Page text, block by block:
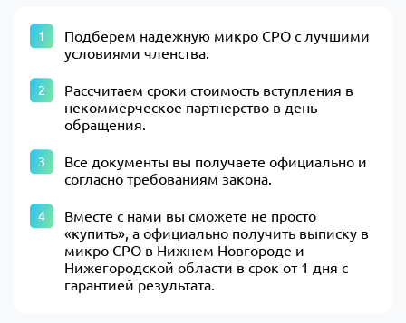
Подберем надежную микро СРО с лучшими
условиями членства.
Рассчитаем сроки стоимость вступления в
некоммерческое партнерство в день
обращения.
Все документы вы получаете официально и
согласно требованиям закона.
Вместе с нами вы сможете не просто
«купить», а официально получить выписку в
микро СРО в Нижнем Новгороде и
Нижегородской области в срок от 1 дня с
гарантией результата.